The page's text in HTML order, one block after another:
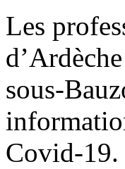
Les
sous-
Covid-19.